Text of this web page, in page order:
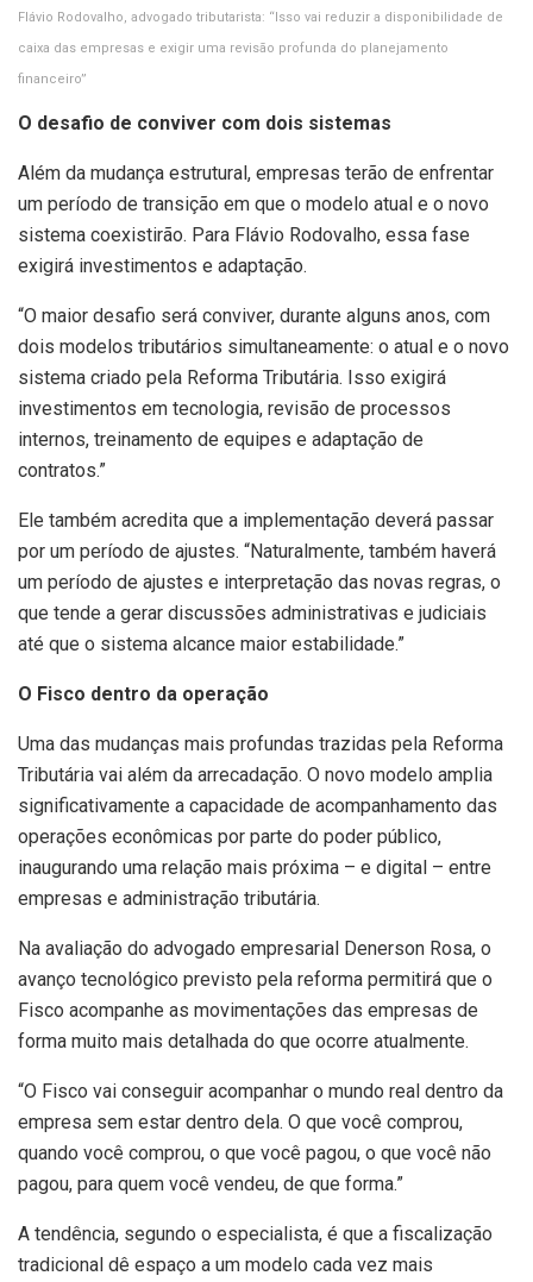
Flávio Rodovalho, advogado tributarista: “Isso vai reduzir a disponibilidade de
caixa das empresas e exigir uma revisão profunda do planejamento
financeiro”
O desafio de conviver com dois sistemas
Além da mudança estrutural, empresas terão de enfrentar
um período de transição em que o modelo atual e o novo
sistema coexistirão. Para Flávio Rodovalho, essa fase
exigirá investimentos e adaptação.
“O maior desafio será conviver, durante alguns anos, com
dois modelos tributários simultaneamente: o atual e o novo
sistema criado pela Reforma Tributária. Isso exigirá
investimentos em tecnologia, revisão de processos
internos, treinamento de equipes e adaptação de
contratos.”
Ele também acredita que a implementação deverá passar
por um período de ajustes. “Naturalmente, também haverá
um período de ajustes e interpretação das novas regras, o
que tende a gerar discussões administrativas e judiciais
até que o sistema alcance maior estabilidade.”
O Fisco dentro da operação
Uma das mudanças mais profundas trazidas pela Reforma
Tributária vai além da arrecadação. O novo modelo amplia
significativamente a capacidade de acompanhamento das
operações econômicas por parte do poder público,
inaugurando uma relação mais próxima – e digital – entre
empresas e administração tributária.
Na avaliação do advogado empresarial Denerson Rosa, o
avanço tecnológico previsto pela reforma permitirá que o
Fisco acompanhe as movimentações das empresas de
forma muito mais detalhada do que ocorre atualmente.
“O Fisco vai conseguir acompanhar o mundo real dentro da
empresa sem estar dentro dela. O que você comprou,
quando você comprou, o que você pagou, o que você não
pagou, para quem você vendeu, de que forma.”
A tendência, segundo o especialista, é que a fiscalização
tradicional dê espaço a um modelo cada vez mais